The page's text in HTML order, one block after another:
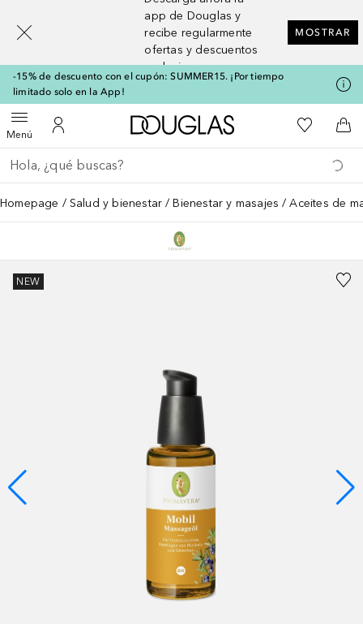
app de Douglas y
recibe regularmente
ofertas y descuentos
exclusivos
MOSTRAR
-15% de descuento con el cupón: SUMMER15. ¡Por tiempo
limitado solo en la App!
MenúAbrir menúMi cuenta
A Douglas HomeMi lista de
A
Regresar
Ejecutar búsqueda
Homepage Salud y bienestar Bienestar y masajes Aceites de
NEW
[navigation.slideout.screenreader]